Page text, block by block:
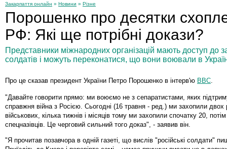
Закарпаття онлайн » Новини » Різне
Порошенко про десятки
РФ: Які ще потрібні докази?
Представники міжнародних організацій мають доступ до
солдатів і можуть переконатися, що вони воювали в
Про це сказав президент України Петро Порошенко в інтерв'ю BBC
"Давайте говорити прямо: ми воюємо не з сепаратистами, яких
справжня війна з Росією. Сьогодні (16 травня - ред.) ми захопили двох
військових, кілька тижнів і місяців тому ми захопили спочатку 20,
спецназівців. Це черговий сильний того доказ", - заявив він.
"Я прочитав позавчора в одній газеті, що вислів "російські солдати"